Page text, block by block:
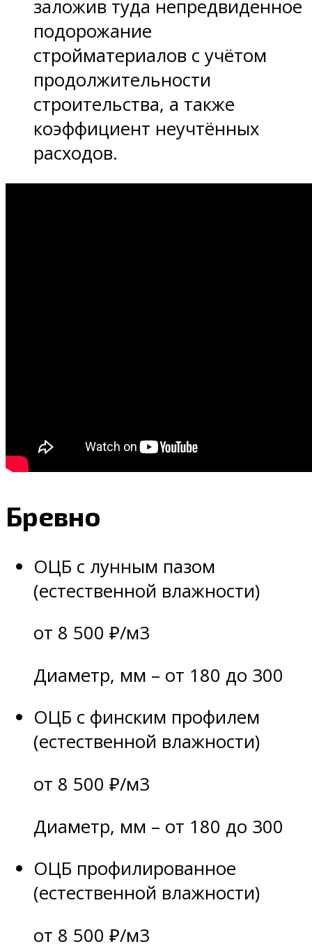
заложив туда непредвиденное
подорожание
стройматериалов с учётом
продолжительности
строительства, а также
коэффициент неучтённых
расходов.
Бревно
ОЦБ с лунным пазом
(естественной влажности)
от 8 500 ₽/м3
Диаметр, мм – от 180 до 300
ОЦБ с финским профилем
(естественной влажности)
от 8 500 ₽/м3
Диаметр, мм – от 180 до 300
ОЦБ профилированное
(естественной влажности)
от 8 500 ₽/м3